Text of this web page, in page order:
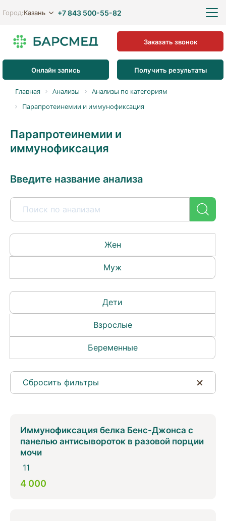
Город:Казань +7 843 500-55-82
Онлайн запись Получить результаты
Заказать звонок
Главная Анализы
Анализы по категориям
Парапротеинемии и иммунофиксация
Парапротеинемии и
иммунофиксация
Введите название анализа
Жен
Муж
Дети
Взрослые
Беременные
Сбросить фильтры
Иммунофиксация белка Бенс-Джонса с
панелью антисывороток в разовой порции
мочи
11
4 000